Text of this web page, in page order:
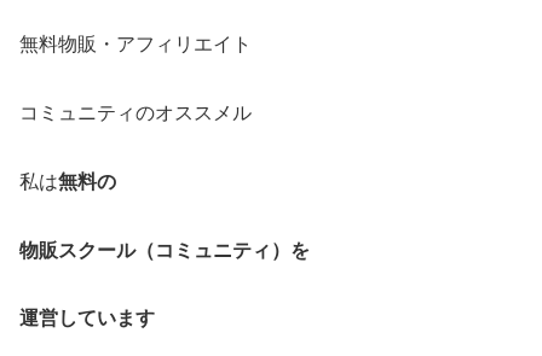
無料物販・アフィリエイト
コミュニティのオススメル
私は無料の
物販スクール（コミュニティ）を
運営しています